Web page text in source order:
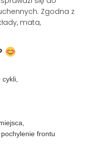
Zgodna z
mata,
frontu